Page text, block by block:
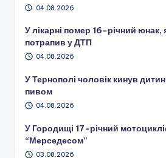
04.08.2026
У лікарні помер 16-річний юнак,
потрапив у ДТП
04.08.2026
У Тернополі чоловік кинув
пивом
04.08.2026
У Городищі 17-річний
“Мерседесом”
03.08.2026